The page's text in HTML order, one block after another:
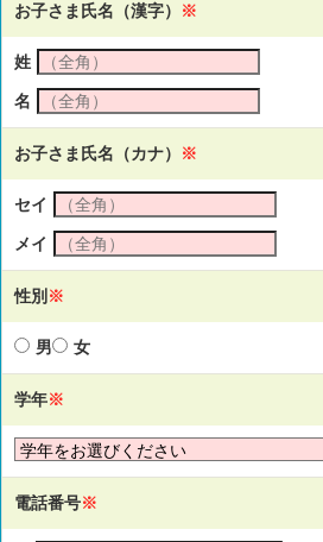
お子さま氏名（漢字） ※
姓
名
お子さま氏名（カナ） ※
セイ
メイ
性別 ※
男 女
学年※
電話番号※